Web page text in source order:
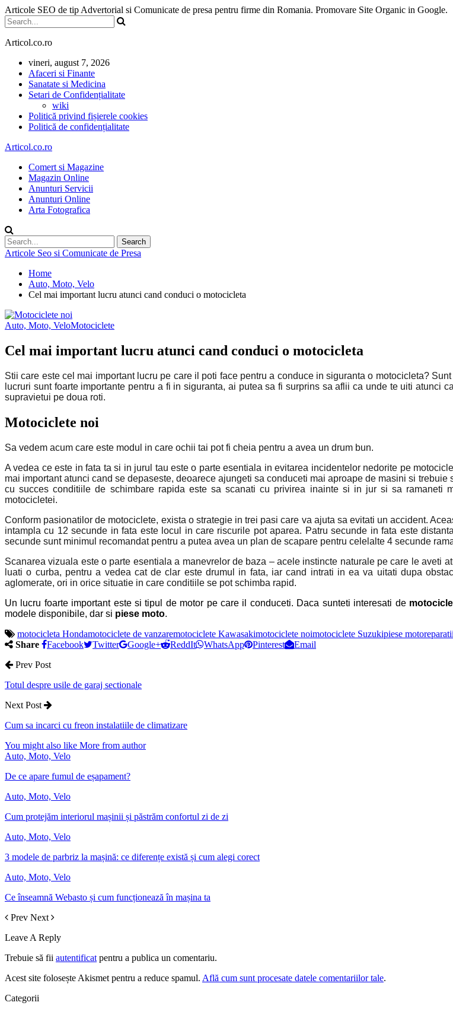
Articole SEO de tip Advertorial si Comunicate de presa pentru firme din Romania. Promovare Site Organic in Google.
Articol.co.ro
vineri, august 7, 2026
Afaceri si Finante
Sanatate si Medicina
Setari de Confidențialitate
wiki
Politică privind fișierele cookies
Politică de confidențialitate
Articol.co.ro
Comert si Magazine
Magazin Online
Anunturi Servicii
Anunturi Online
Arta Fotografica
Articole Seo si Comunicate de Presa
Home
Auto, Moto, Velo
Cel mai important lucru atunci cand conduci o motocicleta
Auto, Moto, VeloMotociclete
Cel mai important lucru atunci cand conduci o motocicleta
Stii care este cel mai important lucru pe care il poti face pentru a conduce in siguranta o motocicleta?
lucruri sunt foarte importante pentru a fi in siguranta, ai putea sa fi surprins sa aflii ca unde te uiti atunci
supravietui pe doua roti.
Motociclete noi
Sa vedem acum care este modul in care ochii tai pot fi cheia pentru a avea un drum bun.
A vedea ce este in fata ta si in jurul tau este o parte esentiala in evitarea incidentelor nedorite pe
mai important atunci cand se depaseste, deoarece ajungeti sa conduceti mai aproape de masini si
cu succes conditiile de schimbare rapida este sa scanati cu privirea inainte si in jur si sa ramaneti
motocicletei.
Conform pasionatilor de motociclete, exista o strategie in trei pasi care va ajuta sa evitati un accident.
intampla cu 12 secunde in fata este locul in care riscurile pot aparea. Patru secunde in fata este
secunde sunt minimul recomandat pentru a putea avea un plan de scapare pentru celelalte 4 secunde
Scanarea vizuala este o parte esentiala a manevrelor de baza – acele instincte naturale pe care le aveti
luati o curba, pentru a vedea cat de clar este drumul in fata, iar cand intrati in ea va uitati dupa
aglomerate, ori in orice situatie in care conditiile se pot schimba rapid.
Un lucru foarte important este si tipul de motor pe care il conduceti. Daca sunteti interesati de
modele disponibile, dar si piese moto.
motocicleta Hondamotociclete de vanzaremotociclete Kawasakimotociclete noimotociclete Suzukipiese moto
Share
Facebook Twitter Google+ ReddIt WhatsApp Pinterest
Email
Prev Post
Totul despre usile de garaj sectionale
Next Post
Cum sa incarci cu freon instalatiile de climatizare
You might also like More from author
Auto, Moto, Velo
De ce apare fumul de eșapament?
Auto, Moto, Velo
Cum protejăm interiorul mașinii și păstrăm confortul zi de zi
Auto, Moto, Velo
3 modele de parbriz la mașină: ce diferențe există și cum alegi corect
Auto, Moto, Velo
Ce înseamnă Webasto și cum funcționează în mașina ta
Prev Next
Leave A Reply
Trebuie să fii autentificat pentru a publica un comentariu.
Acest site folosește Akismet pentru a reduce spamul. Află cum sunt procesate datele comentariilor tale.
Categorii